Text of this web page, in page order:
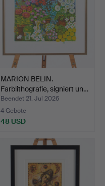
MARION BELIN.
Farblithografie, signiert un…
Beendet 21. Jul 2026
4 Gebote
48 USD